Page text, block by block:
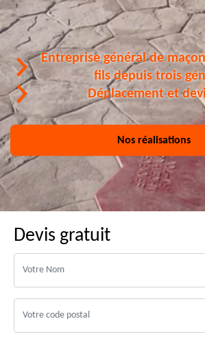
Entreprise général de
fils depuis trois
Déplacement et
Nos réalisations
Devis gratuit